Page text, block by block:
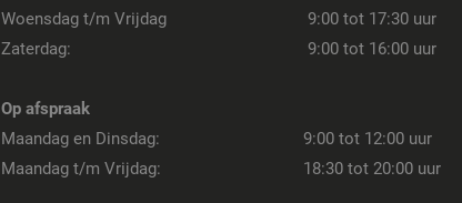
Woensdag t/m Vrijdag
9:00 tot 17:30 uur
Zaterdag:
9:00 tot 16:00 uur
Op afspraak
Maandag en Dinsdag:
9:00 tot 12:00 uur
Maandag t/m Vrijdag:
18:30 tot 20:00 uur